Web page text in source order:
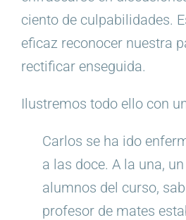
ciento de culpabilidades.
eficaz reconocer nuestra
rectificar enseguida.
Ilustremos todo ello con
Carlos se ha ido
a las doce. A la una,
alumnos del curso,
profesor de mates